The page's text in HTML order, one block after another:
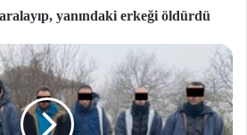
yanındaki erkeği öldürdü